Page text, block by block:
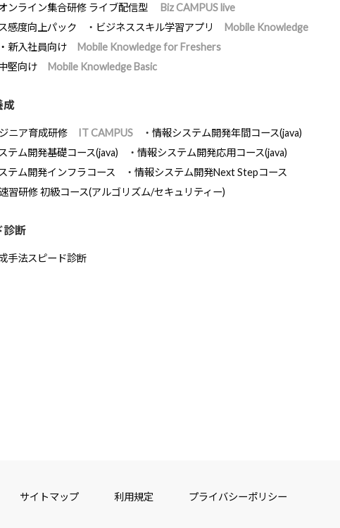
ンライン集合研修 ライブ配信型
Biz CAMPUS live
感度向上パック
ビジネススキル学習アプリ
Mobile Knowledge
新入社員向け
Mobile Knowledge for Freshers
堅向け
Mobile Knowledge Basic
成
ニア育成研修 IT CAMPUS
情報システム開発年間コース(java)
テム開発基礎コース(java)
情報システム開発応用コース(java)
テム開発インフラコース
情報システム開発Next Stepコース
習研修 初級コース(アルゴリズム/セキュリティー)
診断
手法スピード診断
サイトマップ 利用規定 プライバシーポリシー